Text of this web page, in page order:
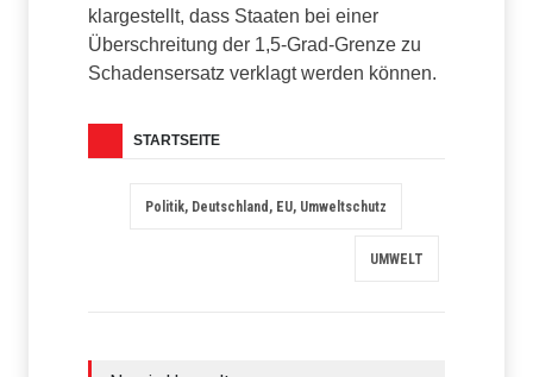
klargestellt, dass Staaten bei einer
Überschreitung der 1,5-Grad-Grenze zu
Schadensersatz verklagt werden können.
STARTSEITE
Politik, Deutschland, EU, Umweltschutz
UMWELT